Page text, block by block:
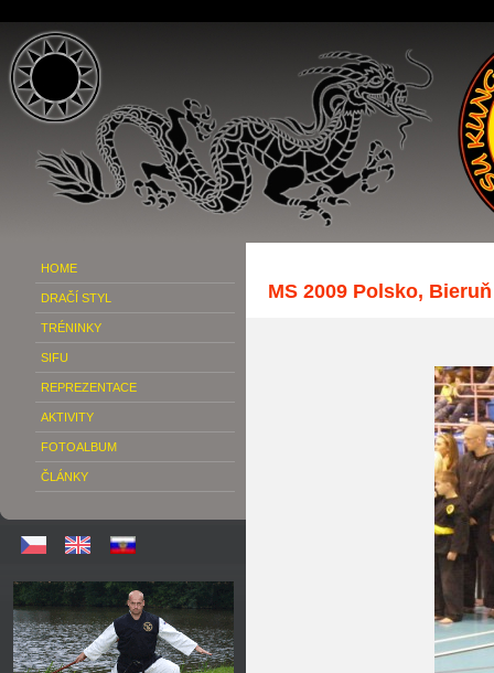
HOME
DRAČÍ STYL
TRÉNINKY
SIFU
REPREZENTACE
AKTIVITY
FOTOALBUM
ČLÁNKY
MS 2009 Polsko, Bieruň